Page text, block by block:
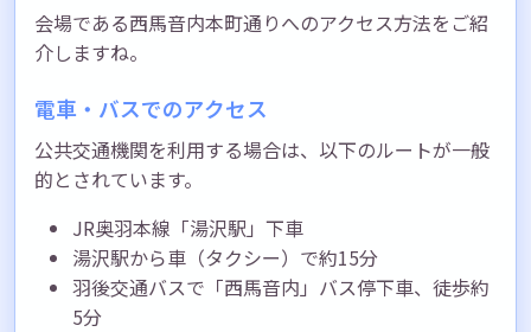
会場である西馬音内本町通りへのアクセス方法をご紹
介しますね。
電車・バスでのアクセス
公共交通機関を利用する場合は、以下のルートが一般
的とされています。
JR奥羽本線「湯沢駅」下車
湯沢駅から車（タクシー）で約15分
羽後交通バスで「西馬音内」バス停下車、徒歩約
5分